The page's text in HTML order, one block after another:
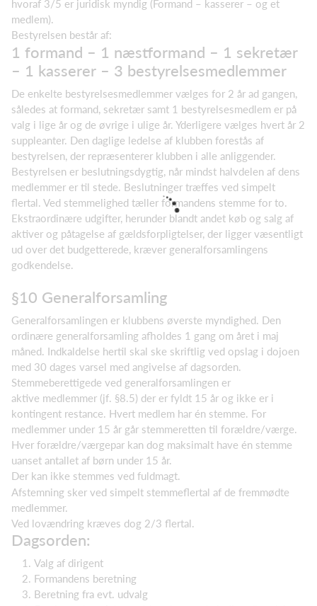
hvoraf 3/5 er juridisk myndig (Formand – kasserer – og et
medlem).
Bestyrelsen består af:
1 formand – 1 næstformand – 1 sekretær
– 1 kasserer – 3 bestyrelsesmedlemmer
De enkelte bestyrelsesmedlemmer vælges for 2 år ad gangen,
således at formand, sekretær samt 1 bestyrelsesmedlem er på
valg i lige år og de øvrige i ulige år. Yderligere vælges hvert år 2
suppleanter. Den daglige ledelse af klubben forestås af
bestyrelsen, der repræsenterer klubben i alle anliggender.
Bestyrelsen er beslutningsdygtig, når mindst halvdelen af dens
medlemmer er til stede. Beslutninger træffes ved simpelt
flertal. Ved stemmelighed tæller formandens stemme for to.
Ekstraordinære udgifter, herunder blandt andet køb og salg af
aktiver og påtagelse af gældsforpligtelser, der ligger væsentligt
ud over det budgetterede, kræver generalforsamlingens
godkendelse.
§10 Generalforsamling
Generalforsamlingen er klubbens øverste myndighed. Den
ordinære generalforsamling afholdes 1 gang om året i maj
måned. Indkaldelse hertil skal ske skriftlig ved opslag i dojoen
med 30 dages varsel med angivelse af dagsorden.
Stemmeberettigede ved generalforsamlingen er
aktive medlemmer (jf. §8.5) der er fyldt 15 år og ikke er i
kontingent restance. Hvert medlem har én stemme. For
medlemmer under 15 år går stemmeretten til forældre/værge.
Hver forældre/værgepar kan dog maksimalt have én stemme
uanset antallet af børn under 15 år.
Der kan ikke stemmes ved fuldmagt.
Afstemning sker ved simpelt stemmeflertal af de fremmødte
medlemmer.
Ved lovændring kræves dog 2/3 flertal.
Dagsorden:
Valg af dirigent
Formandens beretning
Beretning fra evt. udvalg